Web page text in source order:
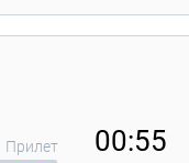
Прилет
00:55